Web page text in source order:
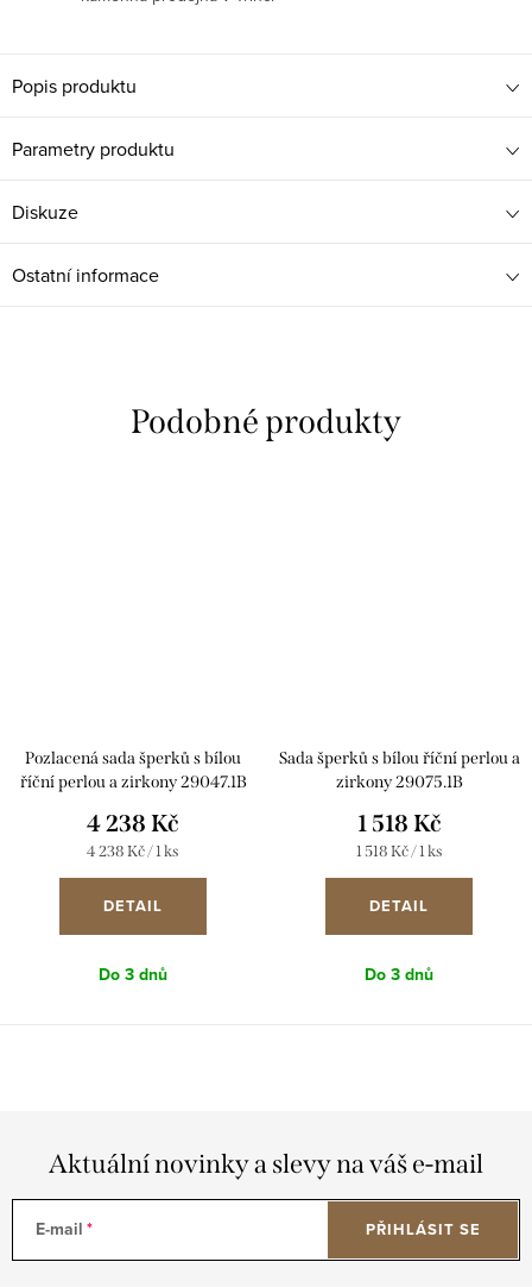
Popis produktu
Parametry produktu
Diskuze
Ostatní informace
Pozlacená sada šperků s bílou
říční perlou a zirkony 29047.1B
4 238 Kč
Měrná
4 238 Kč / 1 ks
DETAIL
Do 3 dnů
Sada šperků s bílou říční perlou a
zirkony 29075.1B
1 518 Kč
Měrná
1 518 Kč / 1 ks
DETAIL
Do 3 dnů
Aktuální novinky a slevy na váš e-mail
E-mail PŘIHLÁSIT SE